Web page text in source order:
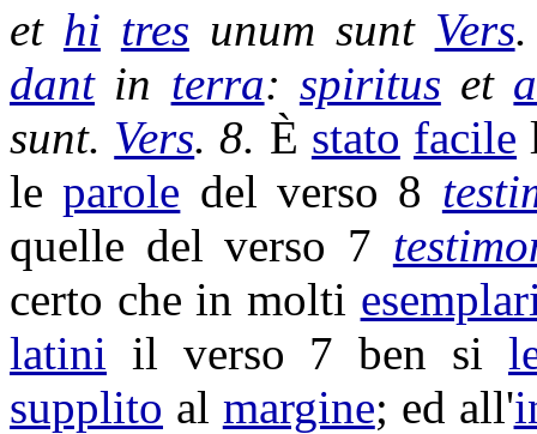
et hi tres unum sunt Vers
dantin terra: spiritus et
sunt. Vers. 8. È stato facile
leparole del verso 8
quelle del verso 7
certo che in molti
latini il verso 7 ben si
supplito al margine; ed all'